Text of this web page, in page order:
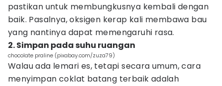
pastikan untuk membungkusnya kembali dengan
baik. Pasalnya, oksigen kerap kali membawa bau
yang nantinya dapat memengaruhi rasa.
2. Simpan pada suhu ruangan
chocolate praline (pixabay.com/zuza79)
Walau ada lemari es, tetapi secara umum, cara
menyimpan coklat batang terbaik adalah